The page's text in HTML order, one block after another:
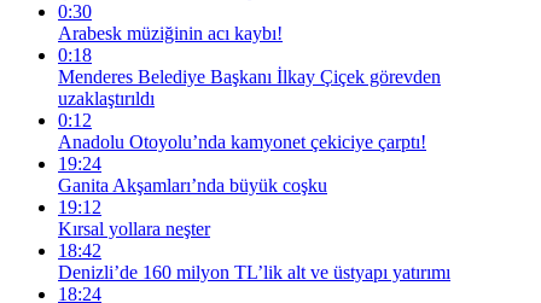
0:30
Arabesk müziğinin acı kaybı!
0:18
Menderes Belediye Başkanı İlkay Çiçek görevden
uzaklaştırıldı
0:12
Anadolu Otoyolu’nda kamyonet çekiciye çarptı!
19:24
Ganita Akşamları’nda büyük coşku
19:12
Kırsal yollara neşter
18:42
Denizli’de 160 milyon TL’lik alt ve üstyapı yatırımı
18:24